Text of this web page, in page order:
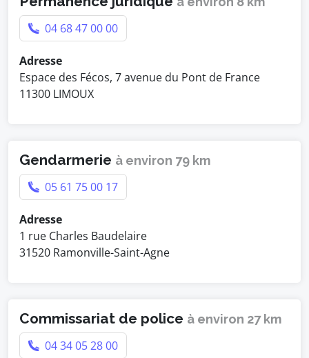
04 68 47 00 00
Adresse
Espace des Fécos, 7 avenue du Pont de France
11300 LIMOUX
Gendarmerie à environ 79 km
05 61 75 00 17
Adresse
1 rue Charles Baudelaire
31520 Ramonville-Saint-Agne
Commissariat de police à environ 27 km
04 34 05 28 00